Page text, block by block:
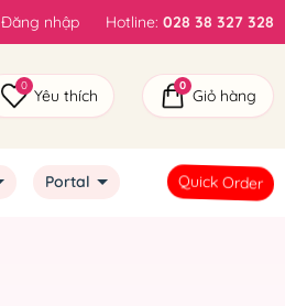
Đăng nhập Hotline: 028 38 327 328
0
Yêu thích
0
Giỏ hàng
Portal Quick Order